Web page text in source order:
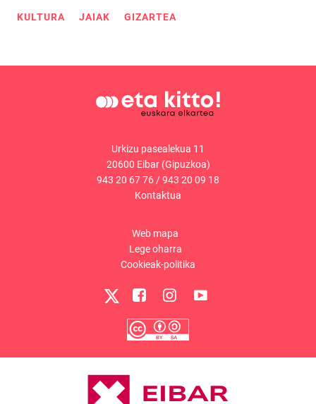
KULTURA JAIAK GIZARTEA
Urkizu pasealekua 11
20600 Eibar (Gipuzkoa)
943 20 67 76 /943 20 09 18
Kontaktua
Web mapa
Lege oharra
Cookieak-politika